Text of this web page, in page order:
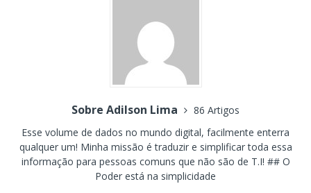
Sobre Adilson Lima
86 Artigos
Esse volume de dados no mundo digital, facilmente enterra
qualquer um! Minha missão é traduzir e simplificar toda essa
informação para pessoas comuns que não são de T.I! ## O
Poder está na simplicidade